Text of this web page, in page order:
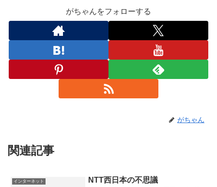
がちゃんをフォローする
がちゃん
関連記事
インターネット NTT西日本の不思議